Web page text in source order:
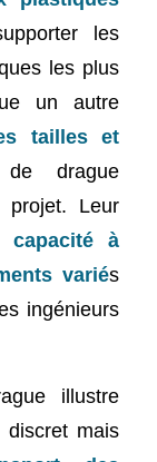
les
les plus
un autre
tailles et
drague
projet. Leur
capacité à
variés
ingénieurs
illustre
discret mais